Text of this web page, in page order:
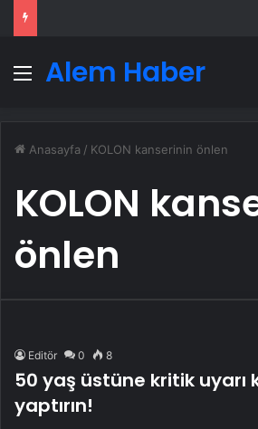
MenüAlem Haber
Anasayfa / KOLON kanserinin önlen
KOLON
önlen
Editör 0 8
50 yaş üstüne kritik uyarı
yaptırın!